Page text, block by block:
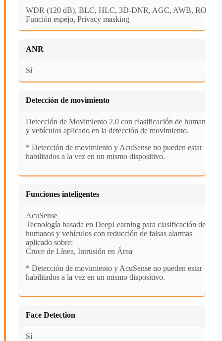
WDR (120 dB), BLC, HLC, 3D-DNR, AGC, AWB, ROI,
Función espejo, Privacy masking
ANR
Sí
Detección de movimiento
Detección de Movimiento 2.0 con clasificación de humanos
y vehículos aplicado en la detección de movimiento.
* Detección de movimiento y AcuSense no pueden estar
habilitados a la vez en un mismo dispositivo.
Funciones inteligentes
AcuSense
Tecnología basada en DeepLearning para clasificación de
humanos y vehículos con reducción de falsas alarmas
aplicado sobre:
Cruce de Línea, Intrusión en Área
* Detección de movimiento y AcuSense no pueden estar
habilitados a la vez en un mismo dispositivo.
Face Detection
Sí